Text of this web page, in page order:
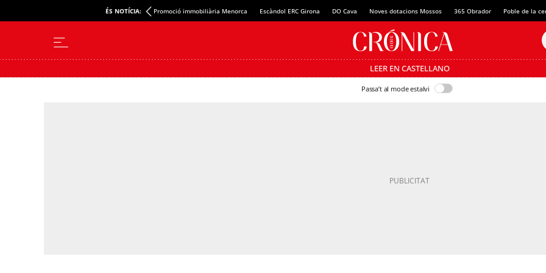
ÉS NOTÍCIA: Promoció immobiliària Menorca Escàndol ERC Girona DO Cava Noves dotacions Mossos 365 Obrador Poble de la
LEER EN CASTELLANO
Passa’t al mode estalvi